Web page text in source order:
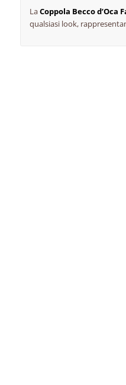
LaCoppola Becco d’Oca
qualsiasi look,